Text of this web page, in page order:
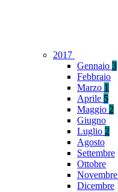
2017
Gennaio 3
Febbraio
Marzo 1
Aprile 5
Maggio 2
Giugno
Luglio 2
Agosto
Settembre
Ottobre
Novembre
Dicembre